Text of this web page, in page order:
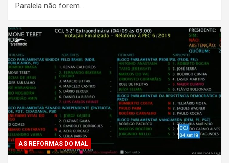
Paralela não forem…
AS REFORMAS DO MAL